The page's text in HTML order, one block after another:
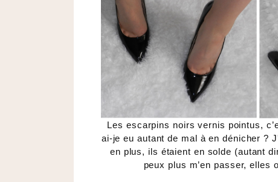
Les escarpins noirs vernis pointus,
ai-je eu autant de mal à en dénicher ?
en plus, ils étaient en solde (autant
peux plus m’en passer, elles